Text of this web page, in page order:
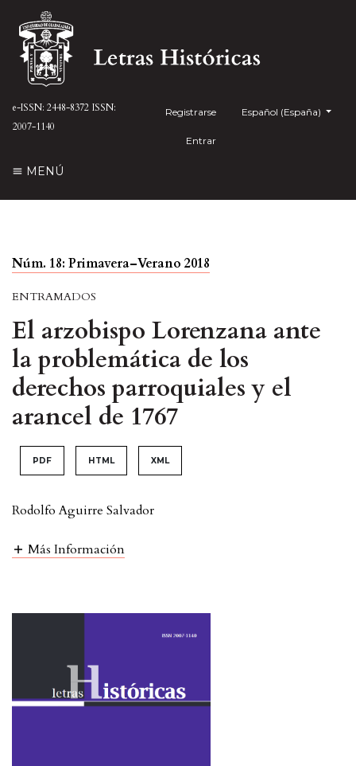
e-ISSN: 2448-8372 ISSN:
2007-1140
Registrarse
Entrar
Español (España)
MENÚ
Núm. 18: Primavera–Verano 2018
ENTRAMADOS
El arzobispo Lorenzana ante
la problemática de los
derechos parroquiales y el
arancel de 1767
PDF HTML XML
Rodolfo Aguirre Salvador
Más Información